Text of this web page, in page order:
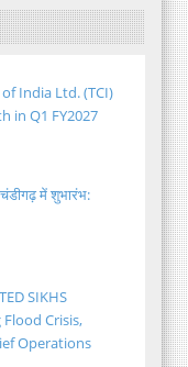
India Ltd. (TCI)
in Q1 FY2027
में शुभारंभ:
SIKHS
Crisis,
Operations